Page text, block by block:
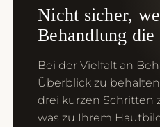
Nicht sicher,
Behandlung
Bei der Vielfalt an
Überblick zu
drei kurzen Schritten
was zu Ihrem